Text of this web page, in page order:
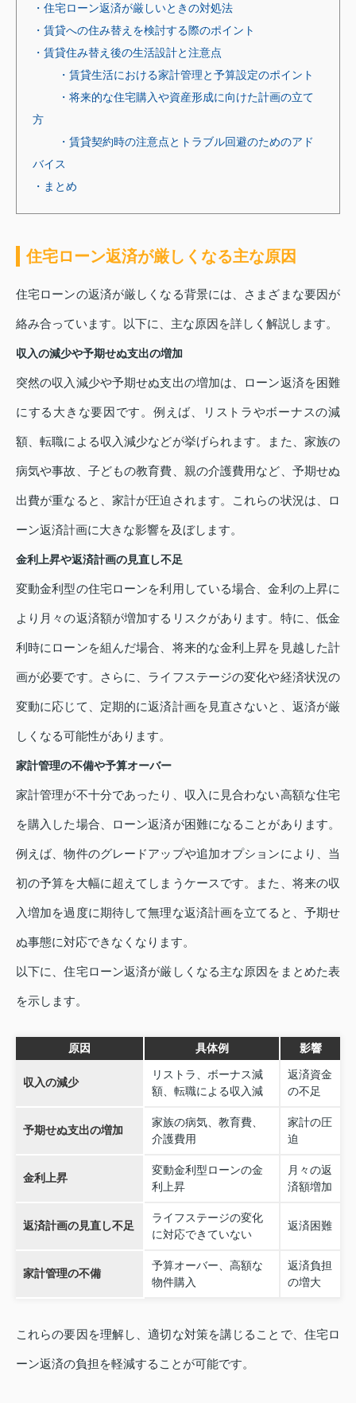
・住宅ローン返済が厳しいときの対処法
・賃貸への住み替えを検討する際のポイント
・賃貸住み替え後の生活設計と注意点
・賃貸生活における家計管理と予算設定のポイント
・将来的な住宅購入や資産形成に向けた計画の立て
方
・賃貸契約時の注意点とトラブル回避のためのアド
バイス
・まとめ
住宅ローン返済が厳しくなる主な原因
住宅ローンの返済が厳しくなる背景には、さまざまな要因が
絡み合っています。以下に、主な原因を詳しく解説します。
収入の減少や予期せぬ支出の増加
突然の収入減少や予期せぬ支出の増加は、ローン返済を困難
にする大きな要因です。例えば、リストラやボーナスの減
額、転職による収入減少などが挙げられます。また、家族の
病気や事故、子どもの教育費、親の介護費用など、予期せぬ
出費が重なると、家計が圧迫されます。これらの状況は、ロ
ーン返済計画に大きな影響を及ぼします。
金利上昇や返済計画の見直し不足
変動金利型の住宅ローンを利用している場合、金利の上昇に
より月々の返済額が増加するリスクがあります。特に、低金
利時にローンを組んだ場合、将来的な金利上昇を見越した計
画が必要です。さらに、ライフステージの変化や経済状況の
変動に応じて、定期的に返済計画を見直さないと、返済が厳
しくなる可能性があります。
家計管理の不備や予算オーバー
家計管理が不十分であったり、収入に見合わない高額な住宅
を購入した場合、ローン返済が困難になることがあります。
例えば、物件のグレードアップや追加オプションにより、当
初の予算を大幅に超えてしまうケースです。また、将来の収
入増加を過度に期待して無理な返済計画を立てると、予期せ
ぬ事態に対応できなくなります。
以下に、住宅ローン返済が厳しくなる主な原因をまとめた表
を示します。
原因 具体例 影響
収入の減少
リストラ、ボーナス減
額、転職による収入減
返済資金
の不足
予期せぬ支出の増加
家族の病気、教育費、
介護費用
家計の圧
迫
金利上昇
変動金利型ローンの金
利上昇
月々の返
済額増加
返済計画の見直し不足
ライフステージの変化
に対応できていない
返済困難
家計管理の不備
予算オーバー、高額な
物件購入
返済負担
の増大
これらの要因を理解し、適切な対策を講じることで、住宅ロ
ーン返済の負担を軽減することが可能です。